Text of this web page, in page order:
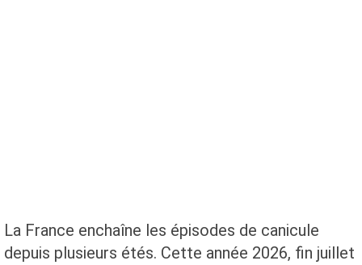
La France enchaîne les épisodes de canicule
depuis plusieurs étés. Cette année 2026, fin juillet